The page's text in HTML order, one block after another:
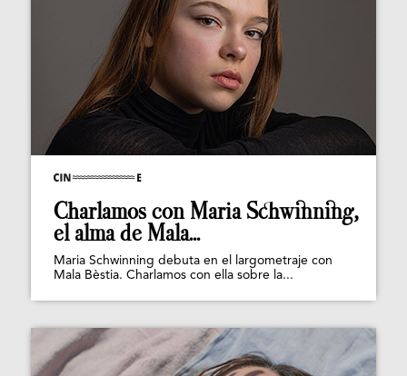
Charlamos con Maria Schwinning,
el alma de Mala...
Maria Schwinning debuta en el largometraje con
Mala Bèstia. Charlamos con ella sobre la...